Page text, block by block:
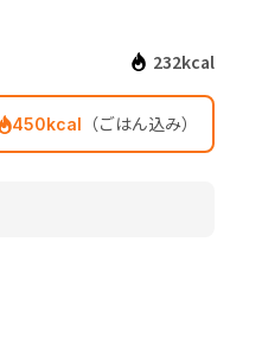
232kcal
450kcal （ごはん込み）